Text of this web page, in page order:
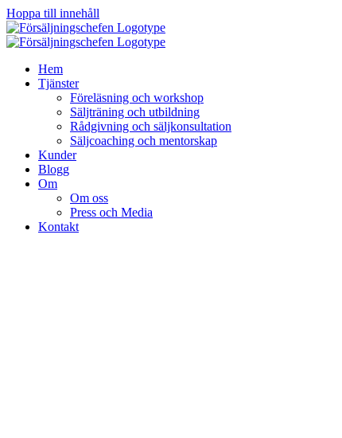
Hoppa till innehåll
Hem
Tjänster
Föreläsning och workshop
Säljträning och utbildning
Rådgivning och säljkonsultation
Säljcoaching och mentorskap
Kunder
Blogg
Om
Om oss
Press och Media
Kontakt